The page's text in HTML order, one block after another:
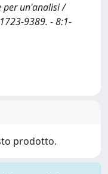
per un'analisi /
9389. - 8:1-
prodotto.